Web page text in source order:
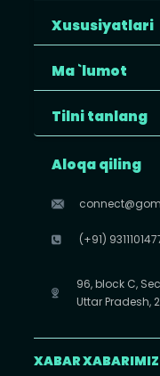
Xususiyatlari
Ma `lumot
Tilni tanlang
Aloqa qiling
(+91)
96, block C,
Uttar Pradesh,
XABAR